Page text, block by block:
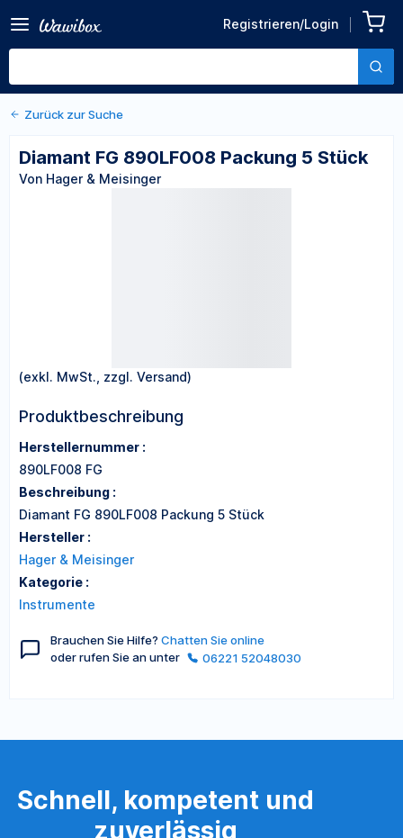
Registrieren/Login
Packung 5 Stück
Von Hager & Meisinger
Zurück zu den Produktdetails
Zurück zur Suche
Diamant FG 890LF008 Packung 5 Stück
Von Hager & Meisinger
(exkl. MwSt., zzgl. Versand)
Produktbeschreibung
Herstellernummer :
890LF008 FG
Beschreibung :
Diamant FG 890LF008 Packung 5 Stück
Hersteller :
Hager & Meisinger
Kategorie :
Instrumente
Brauchen Sie Hilfe? Chatten Sie online
oder rufen Sie an unter
06221 52048030
Schnell, kompetent und
zuverlässig